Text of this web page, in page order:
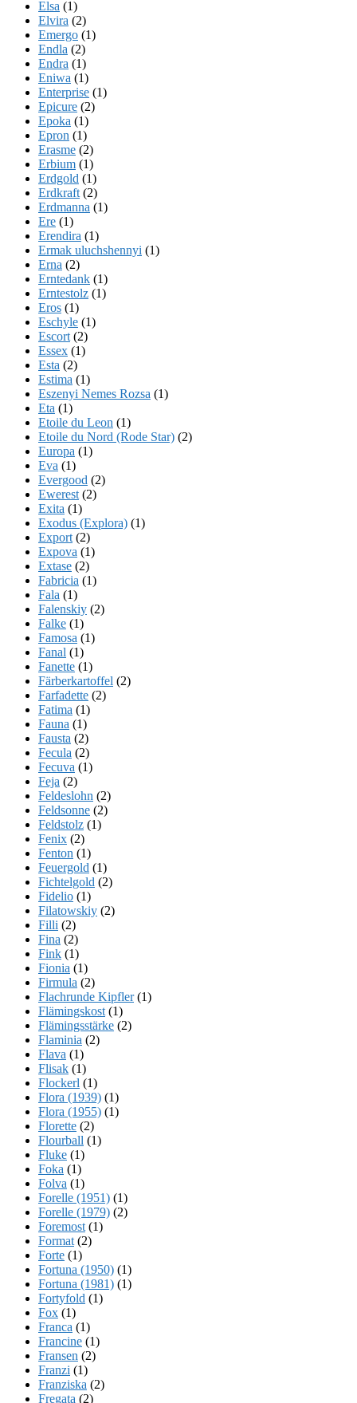
Elsa (1)
Elvira (2)
Emergo (1)
Endla (2)
Endra (1)
Eniwa (1)
Enterprise (1)
Epicure (2)
Epoka (1)
Epron (1)
Erasme (2)
Erbium (1)
Erdgold (1)
Erdkraft (2)
Erdmanna (1)
Ere (1)
Erendira (1)
Ermak uluchshennyi (1)
Erna (2)
Erntedank (1)
Erntestolz (1)
Eros (1)
Eschyle (1)
Escort (2)
Essex (1)
Esta (2)
Estima (1)
Eszenyi Nemes Rozsa (1)
Eta (1)
Etoile du Leon (1)
Etoile du Nord (Rode Star) (2)
Europa (1)
Eva (1)
Evergood (2)
Ewerest (2)
Exita (1)
Exodus (Explora) (1)
Export (2)
Expova (1)
Extase (2)
Fabricia (1)
Fala (1)
Falenskiy (2)
Falke (1)
Famosa (1)
Fanal (1)
Fanette (1)
Färberkartoffel (2)
Farfadette (2)
Fatima (1)
Fauna (1)
Fausta (2)
Fecula (2)
Fecuva (1)
Feja (2)
Feldeslohn (2)
Feldsonne (2)
Feldstolz (1)
Fenix (2)
Fenton (1)
Feuergold (1)
Fichtelgold (2)
Fidelio (1)
Filatowskiy (2)
Filli (2)
Fina (2)
Fink (1)
Fionia (1)
Firmula (2)
Flachrunde Kipfler(1)
Flämingskost (1)
Flämingsstärke (2)
Flaminia (2)
Flava (1)
Flisak (1)
Flockerl (1)
Flora (1939) (1)
Flora (1955) (1)
Florette (2)
Flourball (1)
Fluke (1)
Foka (1)
Folva (1)
Forelle (1951) (1)
Forelle (1979) (2)
Foremost (1)
Format (2)
Forte (1)
Fortuna (1950) (1)
Fortuna (1981) (1)
Fortyfold (1)
Fox (1)
Franca (1)
Francine (1)
Fransen (2)
Franzi (1)
Franziska (2)
Fregata (2)